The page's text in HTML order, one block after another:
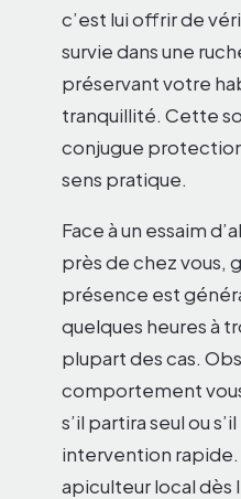
c’est lui offrir de
survie dans une
préservant votre
tranquillité. Cette
conjugue
sens pratique.
Face à un essaim
près de chez vous,
présence est
quelques heures à
plupart des cas.
comportement
s’il partira seul ou
intervention
apiculteur local dès